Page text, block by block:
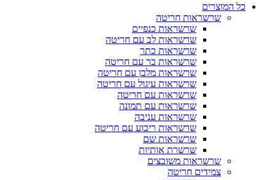
כל המוצרים
שרשראות חריטה
שרשראות כנפיים
שרשראות לב עם חריטה
שרשראות כתר
שרשראות בר עם חריטה
שרשראות מלבן עם חריטה
שרשראות עיגול עם חריטה
שרשראות עם חריטה
שרשראות עם תמונה
שרשראות עניבה
שרשראות ריבוע עם חריטה
שרשראות שם
שרשרת אותיות
שרשראות משובצים
צמידים חריטה